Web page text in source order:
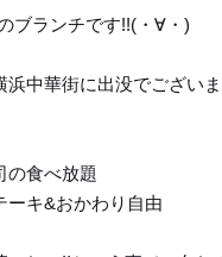
ブランチです!!(⁠・⁠∀⁠・⁠)
浜中華街に出没でござい
の食べ放題
ーキ&おかわり自由